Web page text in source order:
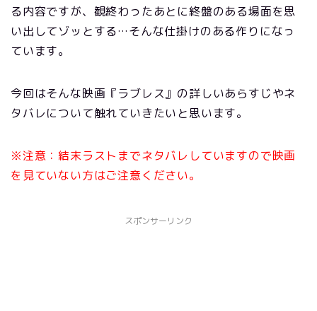
る内容ですが、観終わったあとに終盤のある場面を思
い出してゾッとする…そんな仕掛けのある作りになっ
ています。
今回はそんな映画『ラブレス』の詳しいあらすじやネ
タバレについて触れていきたいと思います。
※注意：結末ラストまでネタバレしていますので映画
を見ていない方はご注意ください。
スポンサーリンク